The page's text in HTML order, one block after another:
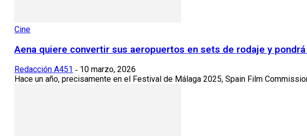
Cine
Aena quiere convertir sus aeropuertos en sets de rodaje y
Redacción A451 - 10 marzo, 2026
Hace un año, precisamente en el Festival de Málaga 2025, Spain Film